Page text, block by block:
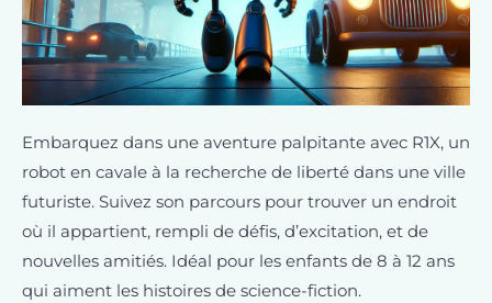
Embarquez dans une aventure palpitante avec R1X, un
robot en cavale à la recherche de liberté dans une ville
futuriste. Suivez son parcours pour trouver un endroit
où il appartient, rempli de défis, d’excitation, et de
nouvelles amitiés. Idéal pour les enfants de 8 à 12 ans
qui aiment les histoires de science-fiction.